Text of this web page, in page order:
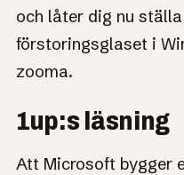
och låter dig nu
förstoringsglaset i
zooma.
1up:s läsning
Att Microsoft bygger